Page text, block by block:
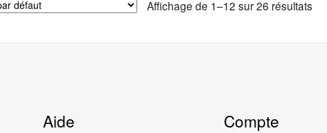
Affichage de 1–12 sur 26 résultats
Aide Compte